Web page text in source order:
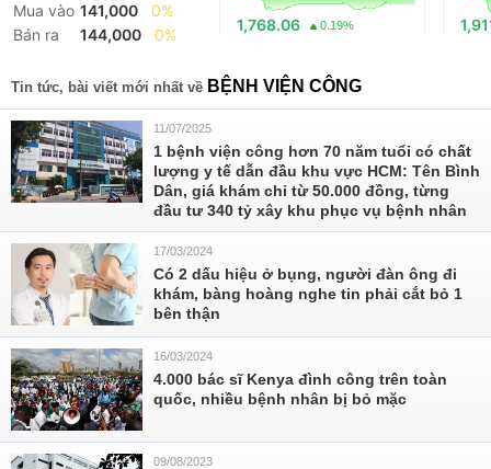
Mua vào 141,000
0%
Bán ra
144,000 0%
1,768.06 0.19%
Tin tức, bài viết mới nhất về BỆNH VIỆN CÔNG
11/07/2025
1 bệnh viện công hơn 70 năm tuổi có chất
lượng y tế dẫn đầu khu vực HCM: Tên Bình
Dân, giá khám chỉ từ 50.000 đồng, từng
đầu tư 340 tỷ xây khu phục vụ bệnh nhân
17/03/2024
Có 2 dấu hiệu ở bụng, người đàn ông đi
khám, bàng hoàng nghe tin phải cắt bỏ 1
bên thận
16/03/2024
4.000 bác sĩ Kenya đình công trên toàn
quốc, nhiều bệnh nhân bị bỏ mặc
09/08/2023